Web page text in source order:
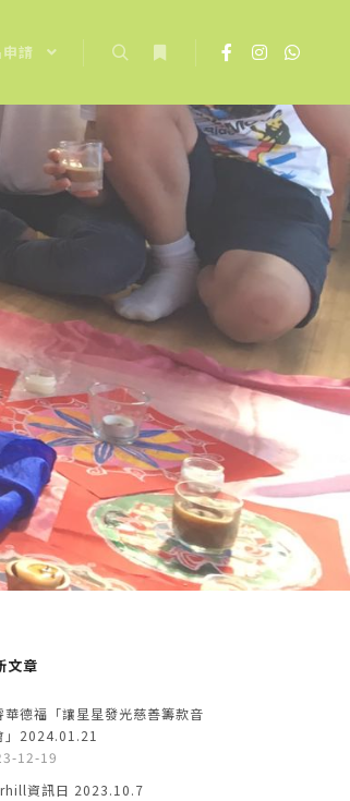
請
文章
華德福「讓星星發光慈善籌款音
」2024.01.21
12-19
資訊日 2023.10.7